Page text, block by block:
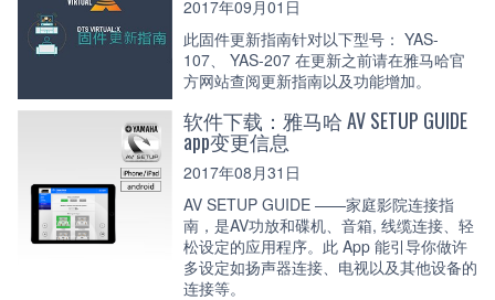
2017年09月01日
此固件更新指南针对以下型号： YAS-
107、 YAS-207 在更新之前请在雅马哈官
方网站查阅更新指南以及功能增加。
软件下载：雅马哈 AV SETUP GUIDE
app变更信息
2017年08月31日
AV SETUP GUIDE ——家庭影院连接指
南，是AV功放和碟机、音箱, 线缆连接、轻
松设定的应用程序。此 App 能引导你做许
多设定如扬声器连接、电视以及其他设备的
连接等。